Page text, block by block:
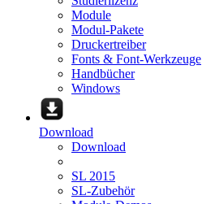
Module
Modul-Pakete
Druckertreiber
Fonts & Font-Werkzeuge
Handbücher
Windows
Download
Download
SL 2015
SL-Zubehör